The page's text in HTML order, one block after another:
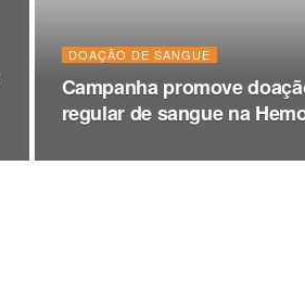
DOAÇÃO DE SANGUE
Campanha promove
regular de sangue na